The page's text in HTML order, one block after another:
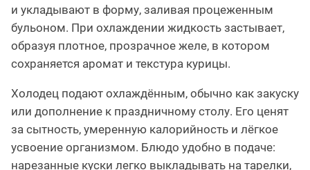
и укладывают в форму, заливая процеженным
бульоном. При охлаждении жидкость застывает,
образуя плотное, прозрачное желе, в котором
сохраняется аромат и текстура курицы.
Холодец подают охлаждённым, обычно как закуску
или дополнение к праздничному столу. Его ценят
за сытность, умеренную калорийность и лёгкое
усвоение организмом. Блюдо удобно в подаче:
нарезанные куски легко выкладывать на тарелки,